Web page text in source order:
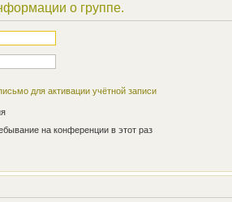
о группе.
для активации учётной записи
на конференции в этот раз